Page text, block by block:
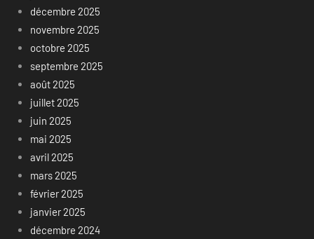
décembre 2025
novembre 2025
octobre 2025
septembre 2025
août 2025
juillet 2025
juin 2025
mai 2025
avril 2025
mars 2025
février 2025
janvier 2025
décembre 2024